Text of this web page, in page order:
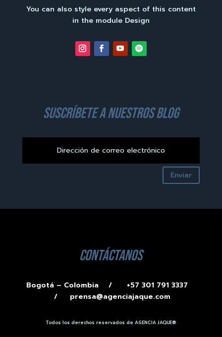
You can also style every aspect of this content
in the module Design
suscríbete a nuestros blog
Enviar
contáctanos
Bogotá – Colombia /
+57 301 791 3337
/ prensa@agenciajaque.com
Todos los derechos reservados de AGENCIA JAQUE®